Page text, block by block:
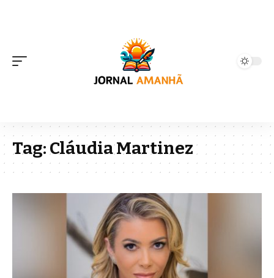
Tag:Cláudia Martinez